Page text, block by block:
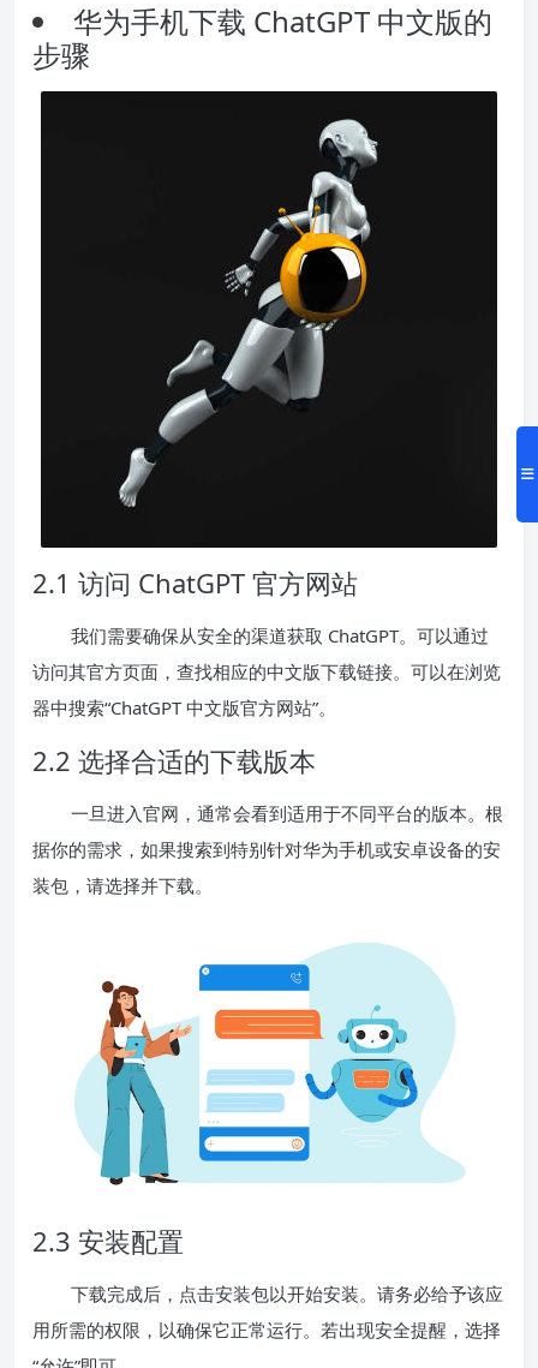
华为手机下载 ChatGPT 中文版的
步骤
2.1 访问 ChatGPT 官方网站
我们需要确保从安全的渠道获取 ChatGPT。可以通过
访问其官方页面，查找相应的中文版下载链接。可以在浏览
器中搜索“ChatGPT 中文版官方网站”。
2.2 选择合适的下载版本
一旦进入官网，通常会看到适用于不同平台的版本。根
据你的需求，如果搜索到特别针对华为手机或安卓设备的安
装包，请选择并下载。
2.3 安装配置
下载完成后，点击安装包以开始安装。请务必给予该应
用所需的权限，以确保它正常运行。若出现安全提醒，选择